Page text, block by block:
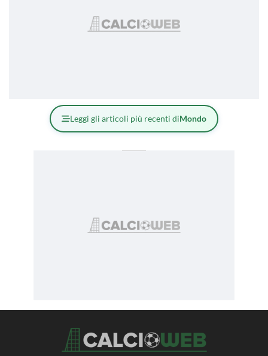
Leggi gli articoli più recenti diMondo